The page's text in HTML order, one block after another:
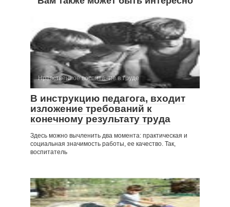
Нравственное воспитание в труде
В инструкцию педагога, входит
изложение требований к
конечному результату труда
Здесь можно вычленить два момента: практическая и
социальная значимость работы, ее качество. Так,
воспитатель